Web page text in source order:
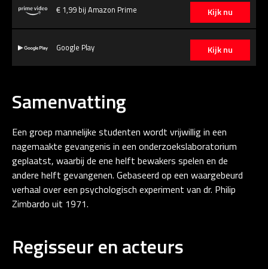
Kijk nu
€ 1,99 bij Amazon Prime
Kijk nu
Google Play
Samenvatting
Een groep mannelijke studenten wordt vrijwillig in een
nagemaakte gevangenis in een onderzoekslaboratorium
geplaatst, waarbij de ene helft bewakers spelen en de
andere helft gevangenen. Gebaseerd op een waargebeurd
verhaal over een psychologisch experiment van dr. Philip
Zimbardo uit 1971.
Regisseur en acteurs